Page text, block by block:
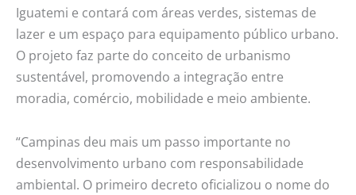
Iguatemi e contará com áreas verdes, sistemas de
lazer e um espaço para equipamento público urbano.
O projeto faz parte do conceito de urbanismo
sustentável, promovendo a integração entre
moradia, comércio, mobilidade e meio ambiente.
“Campinas deu mais um passo importante no
desenvolvimento urbano com responsabilidade
ambiental. O primeiro decreto oficializou o nome do